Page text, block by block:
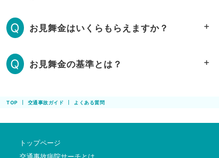
Q お見舞金はいくらもらえますか？
Q お見舞金の基準とは？
TOP 交通事故ガイド よくある質問
トップページ